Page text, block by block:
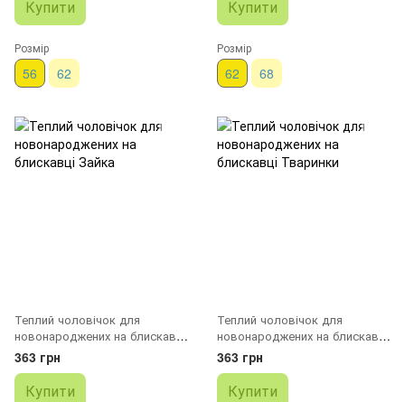
Купити
Розмір
56 62
Купити
Розмір
62 68
Теплий чоловічок для
новонароджених на блискавці
Зайка
363 грн
Купити
Теплий чоловічок для
новонароджених на блискавці
Тваринки
363 грн
Купити